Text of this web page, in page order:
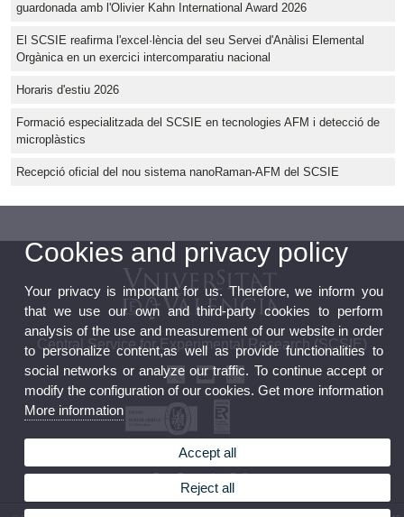
guardonada amb l'Olivier Kahn International Award 2026
El SCSIE reafirma l'excel·lència del seu Servei d'Anàlisi Elemental
Orgànica en un exercici intercomparatiu nacional
Horaris d'estiu 2026
Formació especialitzada del SCSIE en tecnologies AFM i detecció de
microplàstics
Recepció oficial del nou sistema nanoRaman-AFM del SCSIE
Central Service for Experimental Research (SCSIE)
Official board
Data Protection Policy
Cookies and privacy policy
Your privacy is important for us. Therefore, we inform you
that we use our own and third-party cookies to perform
analysis of the use and measurement of our website in order
to personalize content,as well as provide functionalities to
social networks or analyze our traffic. To continue accept or
modify the configuration of our cookies. Get more information
More information
Accept all
Reject all